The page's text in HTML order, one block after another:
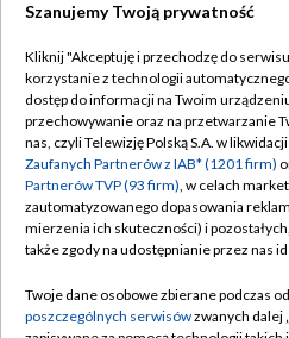
Abonament TVP
Emisja w TVP
Centrum informacji TVP
Naziemna Telewizja Cyfrowa
Rada Programowa
Polityka
Moje
Szanujemy Twoją prywatność
Kliknij "Akceptuję i przechodzę do
korzystanie z technologii
dostęp do informacji na Twoim
przechowywanie oraz na przetwarzanie
nas, czyli Telewizję Polską S.A. w
Zaufanych Partnerów z IAB* (1201 firm)
Partnerów TVP (93 firm), w celach
zautomatyzowanego dopasowania
mierzenia ich skuteczności) i
także zgody na udostępnianie przez nas
Twoje dane osobowe zbierane podczas
poszczególnych serwisówzwanych dalej